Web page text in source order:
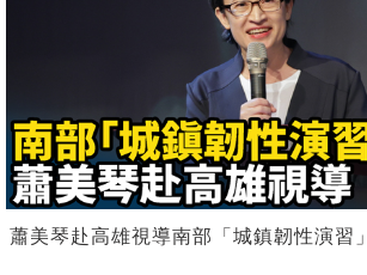
蕭美琴赴高雄視導南部「城鎮韌性演習」